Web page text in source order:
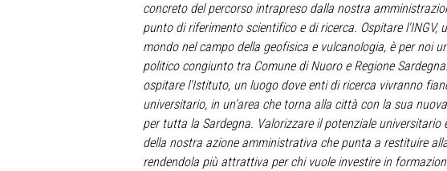
concreto del percorso intrapreso dalla nostra
punto di riferimento scientifico e di ricerca. Ospitare l'INGV,
mondo nel campo della geofisica e vulcanologia, è per noi
politico congiunto tra Comune di Nuoro e Regione
ospitare l'Istituto, un luogo dove enti di ricerca vivranno
universitario, in un’area che torna alla città con la sua
per tutta la Sardegna. Valorizzare il potenziale
della nostra azione amministrativa che punta a restituire
rendendola più attrattiva per chi vuole investire in